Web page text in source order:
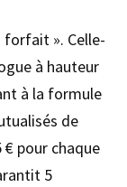
forfait ». Celle-
à hauteur
à la formule
de
pour chaque
5